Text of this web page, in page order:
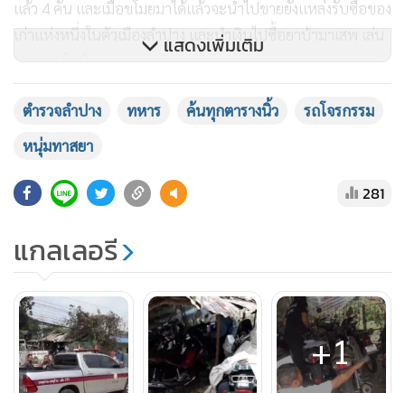
แล้ว 4 คัน และเมื่อขโมยมาได้แล้วจะนำไปขายยังแหล่งรับซื้อของ
เก่าแห่งหนึ่งในตัวเมืองลำปาง และนำเงินไปซื้อยาบ้ามาเสพ เล่น
เกมออนไลน์
เจ้าหน้าที่ตำรวจได้ติดตามยึดรถจักรยานยนต์คืนได้แล้ว 3 คัน
เหลือเพียง 1 คัน และนายโอให้การต่อเจ้าหน้าที่ตำรวจว่ารถ
แสดงเพิ่มเติม
ตำรวจลำปาง ทหาร ค้นทุกตารางนิ้ว
รถโจรกรรม
หนุ่มทาสยา
281
แกลเลอรี
+1